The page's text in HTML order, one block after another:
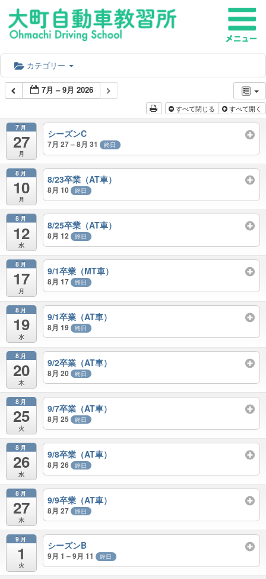
カテゴリー
7月 – 9月 2026
すべて閉じる すべて開く
7月
27
月
シーズンC
7月 27 – 8月 31 終日
8月
10
月
8/23卒業（AT車）
8月 10 終日
8月
12
水
8/25卒業（AT車）
8月 12 終日
8月
17
月
9/1卒業（MT車）
8月 17 終日
8月
19
水
9/1卒業（AT車）
8月 19 終日
8月
20
木
9/2卒業（AT車）
8月 20 終日
8月
25
火
9/7卒業（AT車）
8月 25 終日
8月
26
水
9/8卒業（AT車）
8月 26 終日
8月
27
木
9/9卒業（AT車）
8月 27 終日
9月
1
火
シーズンB
9月 1 – 9月 11 終日